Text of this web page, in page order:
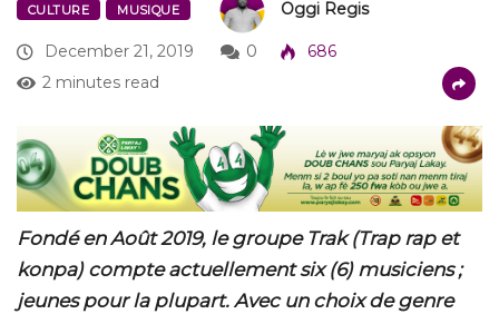
CULTURE MUSIQUE Oggi Regis
December 21, 2019 0
686
2 minutes read
Fondé en Août 2019, le groupe Trak (Trap rap et
konpa) compte actuellement six (6) musiciens ;
jeunes pour la plupart. Avec un choix de genre